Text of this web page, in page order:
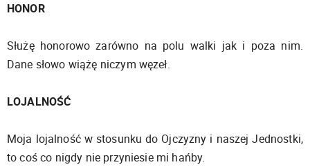
HONOR
Służę honorowo zarówno na polu walki jak i poza nim.
Dane słowo wiążę niczym węzeł.
LOJALNOŚĆ
Moja lojalność w stosunku do Ojczyzny i naszej Jednostki,
to coś co nigdy nie przyniesie mi hańby.